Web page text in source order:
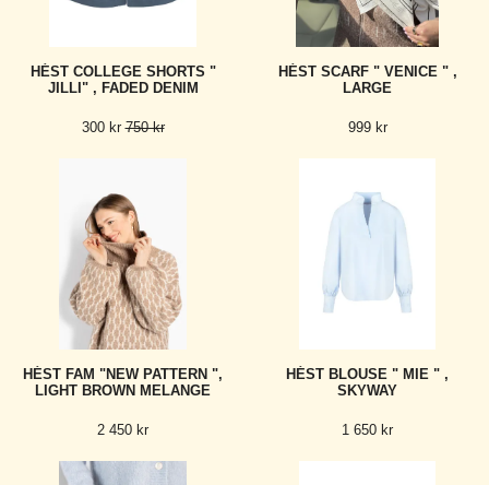
HÉST COLLEGE SHORTS "
JILLI" , FADED DENIM
300 kr750 kr
HÉST SCARF " VENICE " ,
LARGE
999 kr
HÉST FAM "NEW PATTERN ",
LIGHT BROWN MELANGE
2 450 kr
HÉST BLOUSE " MIE " ,
SKYWAY
1 650 kr